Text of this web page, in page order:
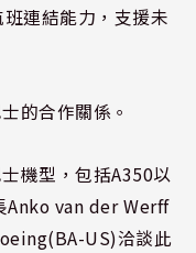
連結能力，支援未
的合作關係。
機型，包括A350以
Anko van der Werff
US)洽談此